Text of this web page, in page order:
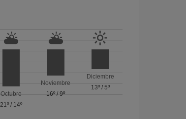
Octubre
21º / 14º
Noviembre
16º /9º
Diciembre
13º/ 5º